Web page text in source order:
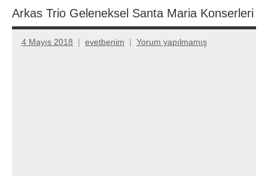
Arkas Trio Geleneksel Santa Maria Konserleri
4 Mayıs 2018 evetbenim Yorum yapılmamış